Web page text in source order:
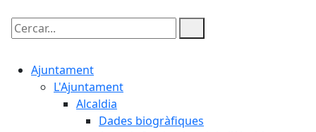
Cercar:
Ajuntament
L'Ajuntament
Alcaldia
Dades biogràfiques